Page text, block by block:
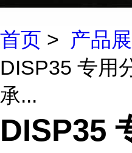
首页 > 产品
DISP35 专用
承...
DISP35